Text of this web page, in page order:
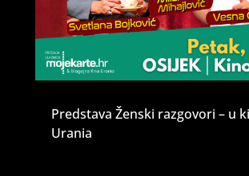
Predstava Ženski razgovori – u
Urania